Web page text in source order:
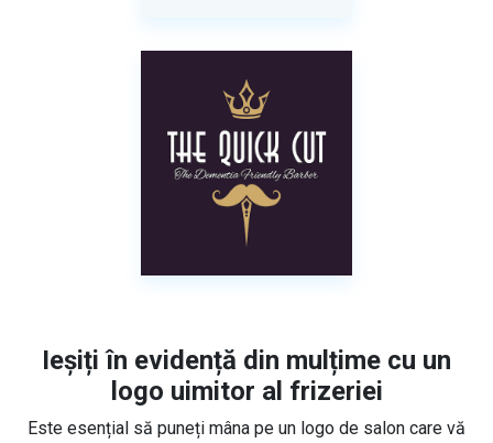
Ieșiți în evidență din mulțime cu un
logo uimitor al frizeriei
Este esențial să puneți mâna pe un logo de salon care vă